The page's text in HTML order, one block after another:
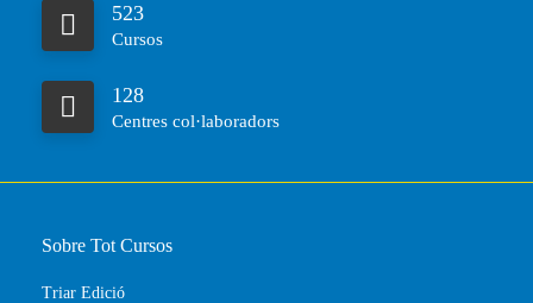
523
Cursos
128
Centres col·laboradors
Sobre Tot Cursos
Triar Edició